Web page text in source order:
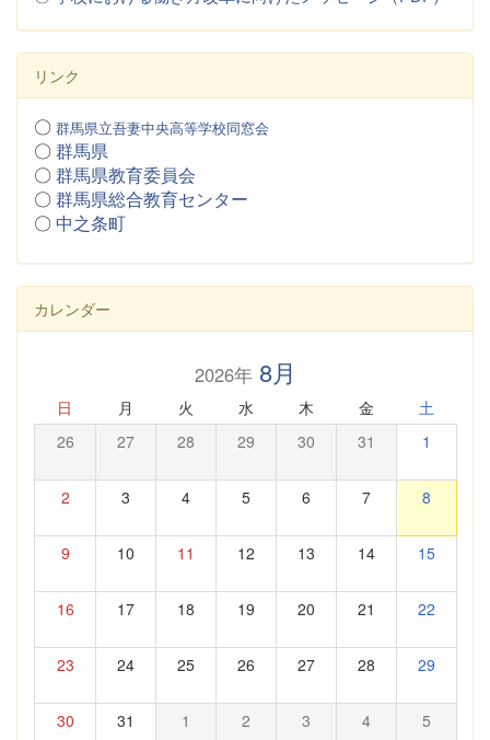
リンク
〇 群馬県立吾妻中央高等学校同窓会
〇 群馬県
〇 群馬県教育委員会
〇 群馬県総合教育センター
〇 中之条町
カレンダー
2026年8月
日 月 火 水 木 金 土
26 27 28 29 30 31 1
2 3 4 5 6 7 8
9 10 11 12 13 14 15
16 17 18 19 20 21 22
23 24 25 26 27 28 29
30 31 1 2 3 4 5